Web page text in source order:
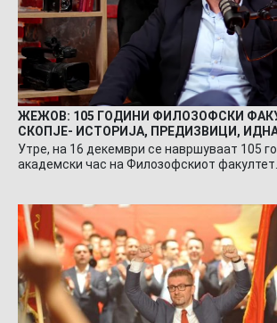
ЖЕЖОВ: 105 ГОДИНИ ФИЛОЗОФСКИ
СКОПЈЕ- ИСТОРИЈА, ПРЕДИЗВИЦИ,
Утре, на 16 декември се навршуваат 105
академски час на Филозофскиот факултет…